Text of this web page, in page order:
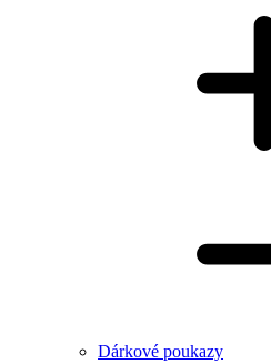
Dárkové poukazy